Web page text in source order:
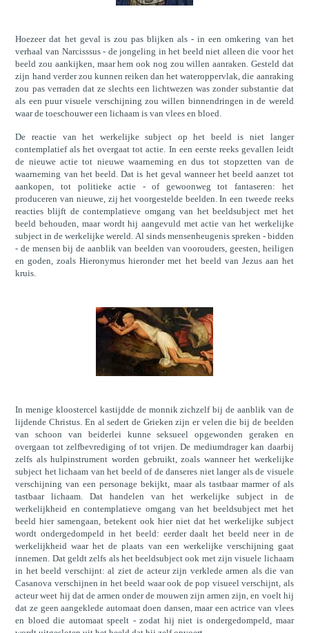
Hoezeer dat het geval is zou pas blijken als - in een omkering van het
verhaal van Narcisssus - de jongeling in het beeld niet alleen die voor het
beeld zou aankijken, maar hem ook nog zou willen aanraken. Gesteld dat
zijn hand verder zou kunnen reiken dan het wateroppervlak, die aanraking
zou pas verraden dat ze slechts een lichtwezen was zonder substantie dat
als een puur visuele verschijning zou willen binnendringen in de wereld
waar de toeschouwer een lichaam is van vlees en bloed.
De reactie van het werkelijke subject op het beeld is niet langer
contemplatief als het overgaat tot actie. In een eerste reeks gevallen leidt
de nieuwe actie tot nieuwe waarneming en dus tot stopzetten van de
waarneming van het beeld. Dat is het geval wanneer het beeld aanzet tot
aankopen, tot politieke actie - of gewoonweg tot fantaseren: het
produceren van nieuwe, zij het voorgestelde beelden. In een tweede reeks
reacties blijft de contemplatieve omgang van het beeldsubject met het
beeld behouden, maar wordt hij aangevuld met actie van het werkelijke
subject in de werkelijke wereld. Al sinds mensenheugenis spreken - bidden
- de mensen bij de aanblik van beelden van voorouders, geesten, heiligen
en goden, zoals Hieronymus hieronder met het beeld van Jezus aan het
kruis.
In menige kloostercel kastijdde de monnik zichzelf bij de aanblik van de
lijdende Christus. En al sedert de Grieken zijn er velen die bij de beelden
van schoon van beiderlei kunne seksueel opgewonden geraken en
overgaan tot zelfbevrediging of tot vrijen. De mediumdrager kan daarbij
zelfs als hulpinstrument worden gebruikt, zoals wanneer het werkelijke
subject het lichaam van het beeld of de danseres niet langer als de visuele
verschijning van een personage bekijkt, maar als tastbaar marmer of als
tastbaar lichaam. Dat handelen van het werkelijke subject in de
werkelijkheid en contemplatieve omgang van het beeldsubject met het
beeld hier samengaan, betekent ook hier niet dat het werkelijke subject
wordt ondergedompeld in het beeld: eerder daalt het beeld neer in de
werkelijkheid waar het de plaats van een werkelijke verschijning gaat
innemen. Dat geldt zelfs als het beeldsubject ook met zijn visuele lichaam
in het beeld verschijnt: al ziet de acteur zijn verklede armen als die van
Casanova verschijnen in het beeld waar ook de pop visueel verschijnt, als
acteur weet hij dat de armen onder de mouwen zijn armen zijn, en voelt hij
dat ze geen aangeklede automaat doen dansen, maar een actrice van vlees
en bloed die automaat speelt - zodat hij niet is ondergedompeld, maar